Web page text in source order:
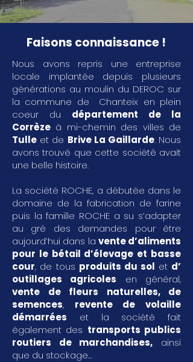
Faisons connaissance !
Nous avons repris une entreprise
locale implantée depuis plusieurs
générations au moulin du DEROC sur
la commune de Chanteix en plein
coeur du département de la
Corrèze à mi-chemin des villes de
Tulle et de Brive La Gaillarde. Nous
avons trouvé que cette société avait
une belle histoire.
La société ROCHE, a débutée dans le
domaine de la fabrication de farine
puis la famille ROCHE a su s’adapter
au gré des demandes pour être
aujourd’hui dans la vente d’aliments
pour le bétail d’élevage et basse
cour, de tous produits du sol et d’
outillages agricoles en général,
vente de fleurs naturelles, de
semences, revente de volaille
démarrées et la société fait
également des transports publics
routiers de marchandises, ainsi
que du stockage...